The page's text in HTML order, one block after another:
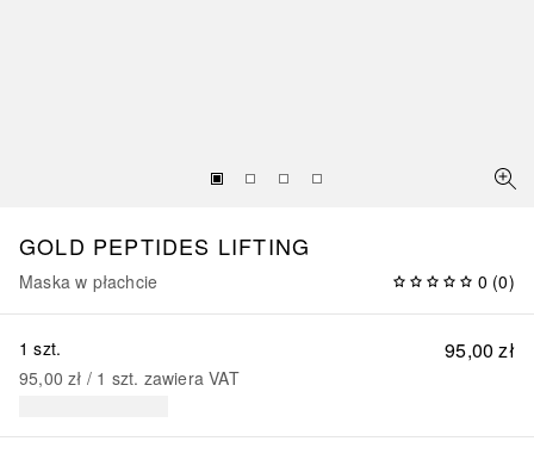
GOLD PEPTIDES LIFTING
Maska w płachcie 0 (0)
95,00 zł
1 szt.
95,00 zł / 1 szt. zawiera VAT